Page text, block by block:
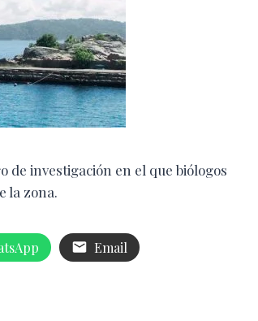
investigación en el que biólogos
la zona.
Email